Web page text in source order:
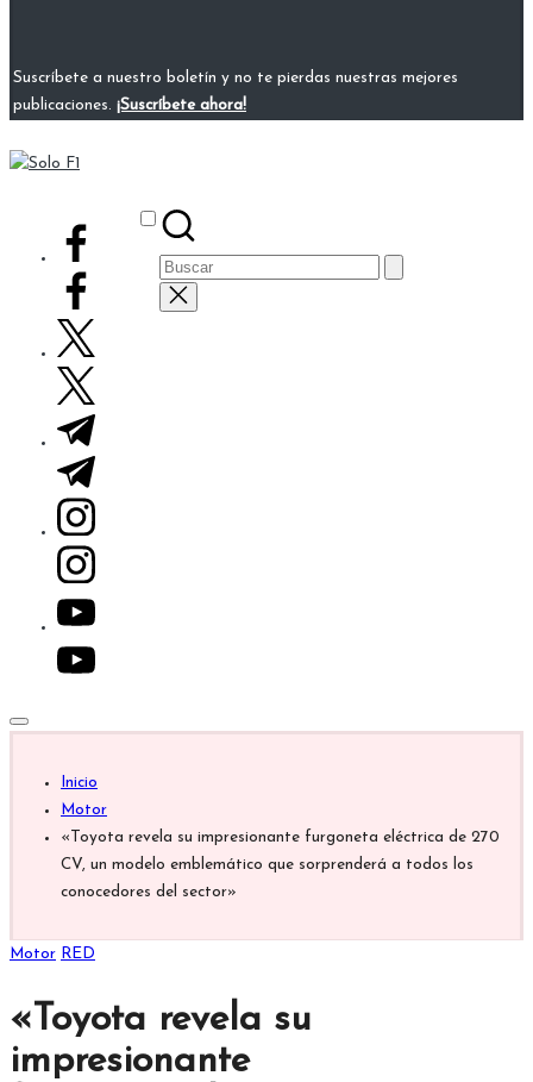
Suscríbete a nuestro boletín y no te pierdas nuestras mejores
publicaciones. ¡Suscríbete ahora!
Solo
facebook.com
twitter.com
t.me
instagram.com
youtube.com
Buscar:
Inicio
Motor
«Toyota revela su impresionante furgoneta eléctrica de 270
CV, un modelo emblemático que sorprenderá a todos los
conocedores del sector»
Publicada
Motor RED
«Toyota revela su
impresionante